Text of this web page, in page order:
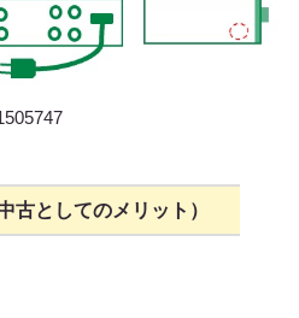
古としてのメリット）